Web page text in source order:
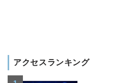
アクセスランキング